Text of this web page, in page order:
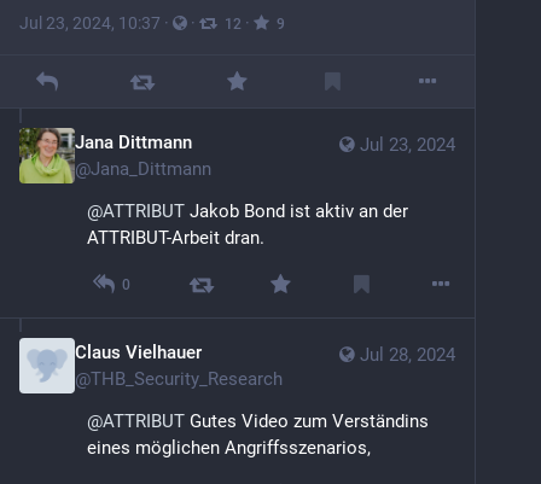
Jul 23, 2024, 10:37 · · 12 · 9
Jul 23, 2024
Jana Dittmann
@Jana_Dittmann
@ATTRIBUT Jakob Bond ist aktiv an der
ATTRIBUT-Arbeit dran.
0
Jul 28, 2024
Claus Vielhauer
@THB_Security_Research
@ATTRIBUT Gutes Video zum Verständins
eines möglichen Angriffsszenarios,